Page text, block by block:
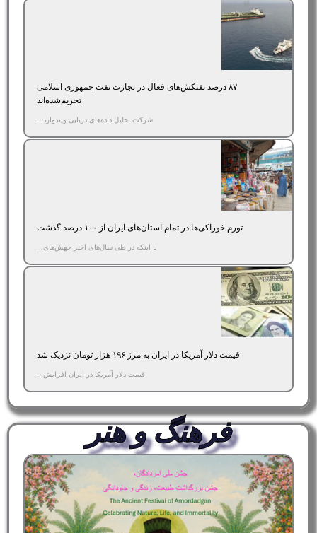
۸۷ درصد نفتکش‌های فعال در تجارت نفت جمهوری اسلامی
تحریم‌شده‌اند
شرکت تحلیل داده‌های دریایی ویندوارد...
تورم خوراکی‌ها در تمام استان‌های ایران از ۱۰۰ درصد گذشت
با اینکه در طی سال‌های اخیر جهش‌های...
قیمت دلار آمریکا در ایران به مرز ۱۹۶ هزار تومان نزدیک شد
قیمت دلار آمریکا در ایران افزایش...
فرهنگ و هنر